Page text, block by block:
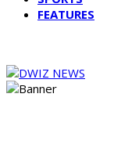
FEATURES